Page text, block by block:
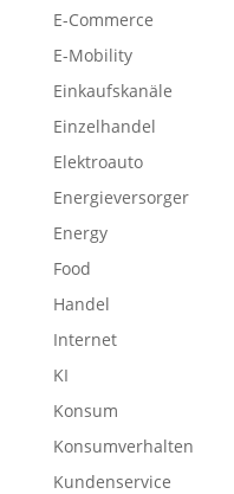
E-Commerce
E-Mobility
Einkaufskanäle
Einzelhandel
Elektroauto
Energieversorger
Energy
Food
Handel
Internet
KI
Konsum
Konsumverhalten
Kundenservice